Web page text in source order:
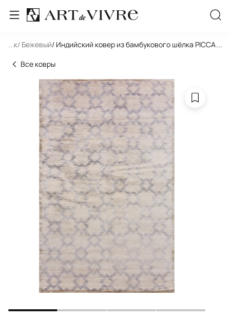
... / Бежевый/ Индийский ковер из бамбукового шёлка
...
Все ковры